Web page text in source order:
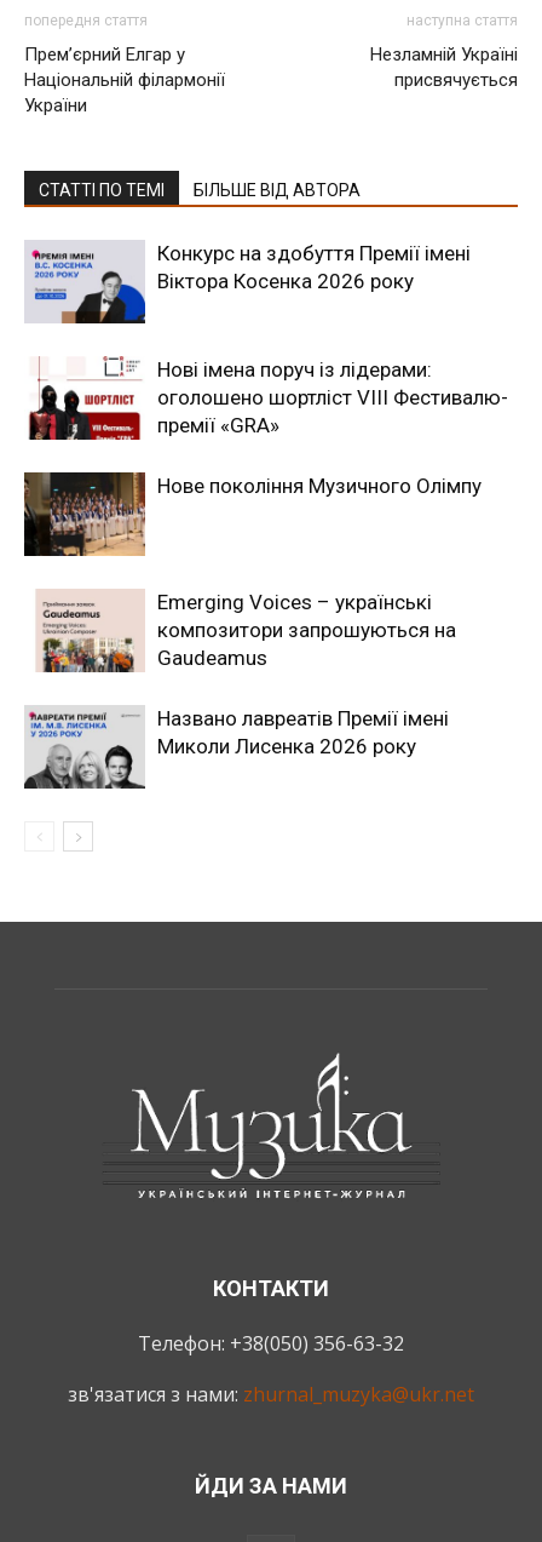
попередня стаття
Прем’єрний Елгар у
Національній філармонії
України
наступна стаття
Незламній Україні
присвячується
СТАТТІ ПО ТЕМІ БІЛЬШЕ ВІД АВТОРА
Конкурс на здобуття Премії імені
Віктора Косенка 2026 року
Нові імена поруч із лідерами:
оголошено шортліст VIII Фестивалю-
премії «GRA»
Новe покоління Музичного Олімпу
Emerging Voices – українські
композитори запрошуються на
Gaudeamus
Названо лавреатів Премії імені
Миколи Лисенка 2026 року
КОНТАКТИ
Телефон: +38(050) 356-63-32
зв'язатися з нами: zhurnal_muzyka@ukr.net
ЙДИ ЗА НАМИ